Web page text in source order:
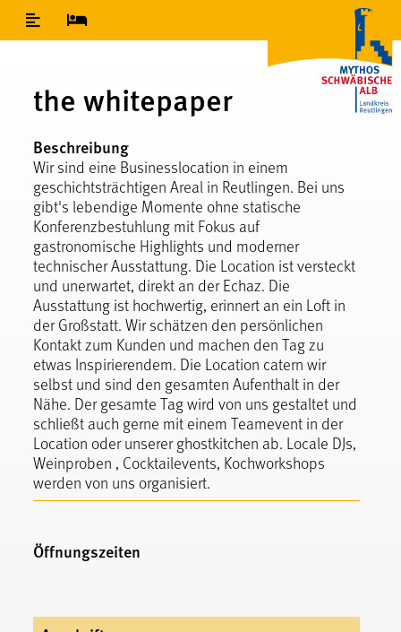
Inhaltsverzeichnis
the whitepaper
Beschreibung
Wir sind eine Businesslocation in einem
geschichtsträchtigen Areal in Reutlingen. Bei uns
gibt's lebendige Momente ohne statische
Konferenzbestuhlung mit Fokus auf
gastronomische Highlights und moderner
technischer Ausstattung. Die Location ist versteckt
und unerwartet, direkt an der Echaz. Die
Ausstattung ist hochwertig, erinnert an ein Loft in
der Großstatt. Wir schätzen den persönlichen
Kontakt zum Kunden und machen den Tag zu
etwas Inspirierendem. Die Location catern wir
selbst und sind den gesamten Aufenthalt in der
Nähe. Der gesamte Tag wird von uns gestaltet und
schließt auch gerne mit einem Teamevent in der
Location oder unserer ghostkitchen ab. Locale DJs,
Weinproben , Cocktailevents, Kochworkshops
werden von uns organisiert.
Öffnungszeiten